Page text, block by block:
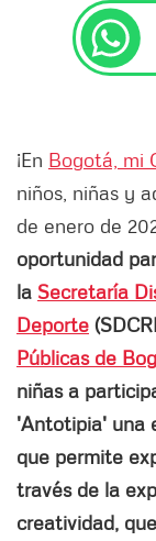
¡En Bogotá, mi
niños, niñas y
de enero de
oportunidad
la Secretaría
Deporte
Públicas de
niñas a
'Antotipia' una
que permite
través de la
creatividad,